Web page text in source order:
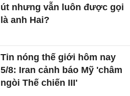
út nhưng vẫn luôn được gọi
là anh Hai?
Tin nóng thế giới hôm nay
5/8: Iran cảnh báo Mỹ 'châm
ngòi Thế chiến III'